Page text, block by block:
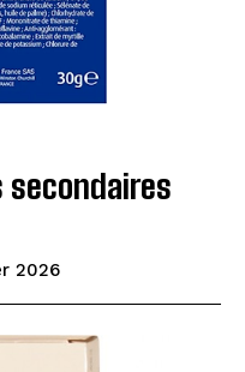
secondaires
2026